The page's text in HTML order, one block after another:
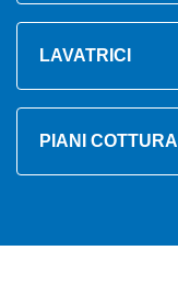
LAVATRICI
PIANI COTTURA